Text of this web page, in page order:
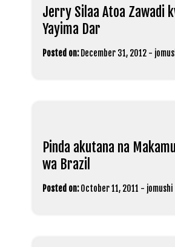
Jerry Silaa Atoa Zawadi
Yayima Dar
Posted on: December 31, 2012 -
Pinda akutana na
wa Brazil
Posted on: October 11, 2011 - jomushi